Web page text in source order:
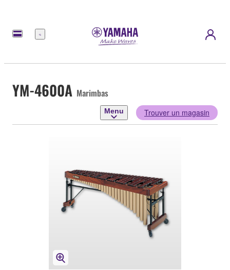
Menu
YM-4600A Marimbas
Menu Trouver un magasin